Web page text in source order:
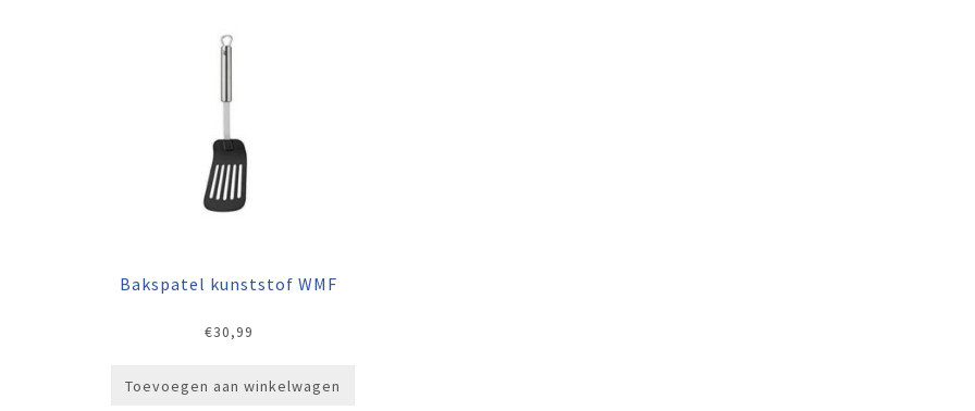
Bakspatel kunststof WMF
€30,99
Toevoegen aan winkelwagen